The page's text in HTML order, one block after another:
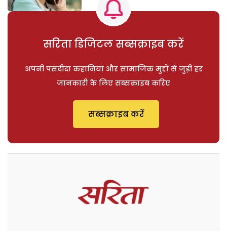
सरिता डिजिटल सब्सक्राइब करें
अपनी पसंदीदा कहानियां और सामाजिक मुद्दों से जुड़ी हर
जानकारी के लिए सब्सक्राइब करिए
सब्सक्राइब करें